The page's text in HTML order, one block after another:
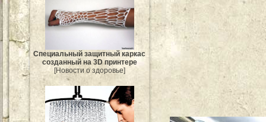
Специальный защитный каркас
созданный на 3D принтере
[Новости о здоровье]